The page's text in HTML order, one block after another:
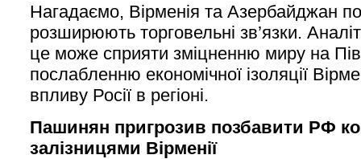
Нагадаємо, Вірменія та Азербайджан
розширюють торговельні зв’язки.
це може сприяти зміцненню миру на
послабленню економічної ізоляції
впливу Росії в регіоні.
Пашинян пригрозив позбавити РФ
залізницями Вірменії